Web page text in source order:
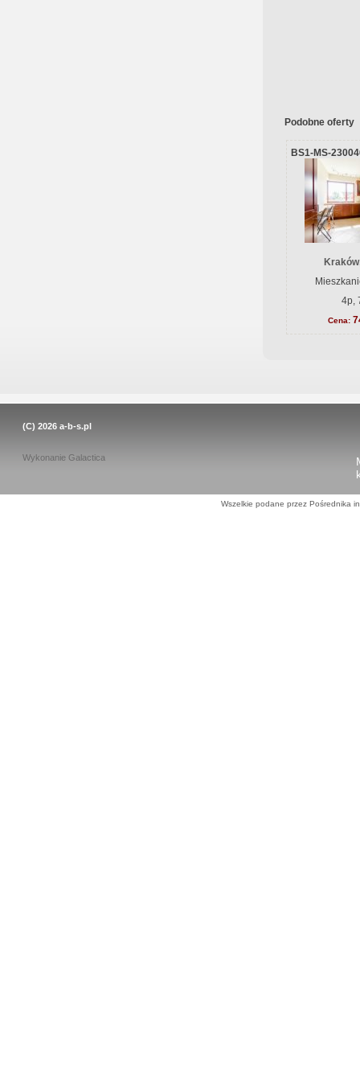
Podobne oferty
BS1-MS-
4p,
Cena:
(C) 2026 a-b-s.pl
Wykonanie Galactica
Wszelkie podane przez Pośrednika